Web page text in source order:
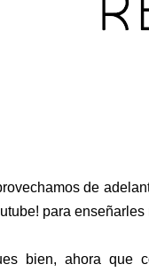
de
para
bien, ahora que